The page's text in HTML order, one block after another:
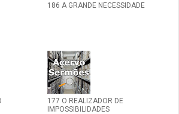
186 A GRANDE NECESSIDADE
177 O REALIZADOR DE
IMPOSSIBILIDADES